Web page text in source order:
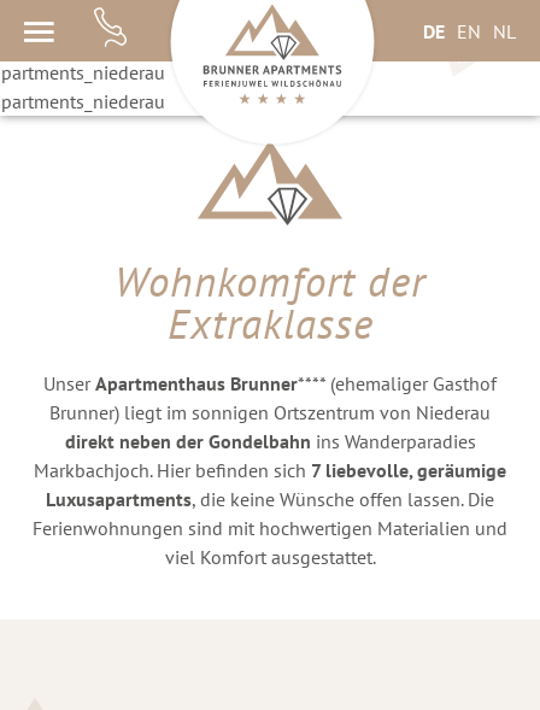
Menü DE EN NL
BETRIEB!
Wohnkomfort der
Extraklasse
UnserApartmenthaus Brunner**** (ehemaliger Gasthof
Brunner) liegt im sonnigen Ortszentrum von Niederau
direkt neben der Gondelbahn ins Wanderparadies
Markbachjoch. Hier befinden sich 7 liebevolle, geräumige
Luxusapartments, die keine Wünsche offen lassen. Die
Ferienwohnungen sind mit hochwertigen Materialien und
viel Komfort ausgestattet.